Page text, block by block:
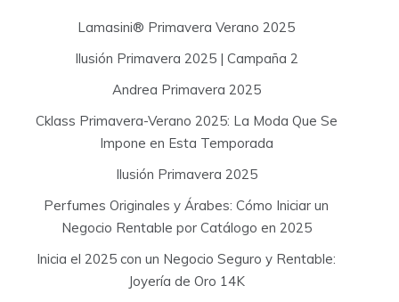
r
:
Lamasini® Primavera Verano 2025
Ilusión Primavera 2025 | Campaña 2
Andrea Primavera 2025
Cklass Primavera-Verano 2025: La Moda Que Se
Impone en Esta Temporada
Ilusión Primavera 2025
Perfumes Originales y Árabes: Cómo Iniciar un
Negocio Rentable por Catálogo en 2025
Inicia el 2025 con un Negocio Seguro y Rentable:
Joyería de Oro 14K